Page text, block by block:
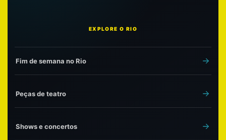
EXPLORE O RIO
Fim de semana no Rio
Peças de teatro
Shows e concertos